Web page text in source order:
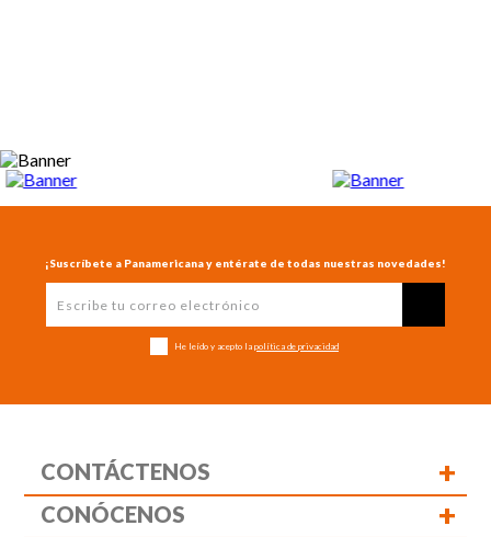
¡Suscríbete a Panamericana y entérate de todas nuestras novedades!
He leído y acepto la política de privacidad
CONTÁCTENOS +
CONÓCENOS +